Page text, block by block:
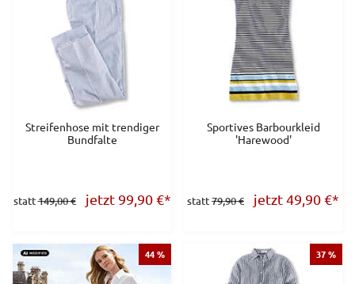
Streifenhose mit trendiger
Bundfalte
statt149,00 € jetzt 99,90€*
Sportives Barbourkleid
'Harewood'
statt79,90 € jetzt 49,90€*
44 % 37 %